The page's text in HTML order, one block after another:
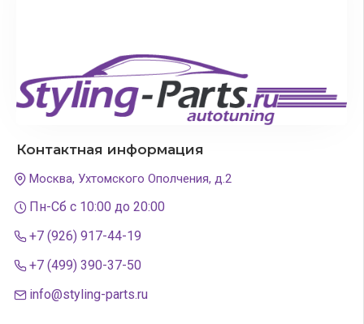
Контактная информация
Москва, Ухтомского Ополчения, д.2
Пн-Сб с 10:00 до 20:00
+7 (926) 917-44-19
+7 (499) 390-37-50
info@styling-parts.ru